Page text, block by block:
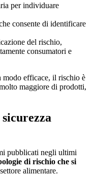
per individuare
consente di identificare
del rischio,
consumatori e
modo efficace, il rischio è
maggiore di prodotti,
pubblicati negli ultimi
di rischio che si
alimentare.